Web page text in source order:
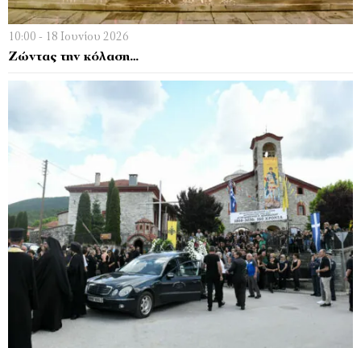
10:00 - 18 Ιουνίου 2026
Ζώντας την κόλαση…